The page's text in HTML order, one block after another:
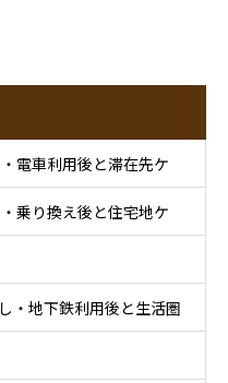
電車利用後と滞在先ケ
乗り換え後と住宅地ケ
・地下鉄利用後と生活圏